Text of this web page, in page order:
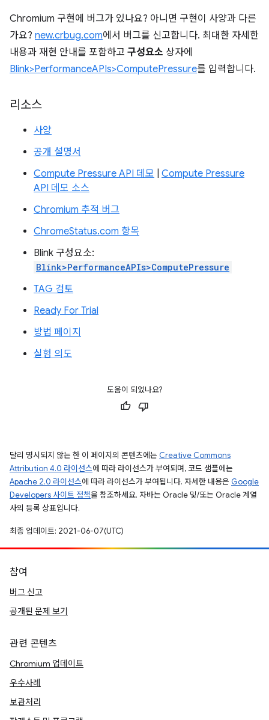
Chromium 구현에 버그가 있나요? 아니면 구현이 사양과 다른
가요? new.crbug.com에서 버그를 신고합니다. 최대한 자세한
내용과 재현 안내를 포함하고 구성요소 상자에
Blink>PerformanceAPIs>ComputePressure를 입력합니다.
리소스
사양
공개 설명서
Compute Pressure API 데모
Compute Pressure
API 데모 소스
Chromium 추적 버그
ChromeStatus.com 항목
Blink 구성요소:
Blink>PerformanceAPIs>ComputePressure
TAG 검토
Ready For Trial
방법 페이지
실험 의도
도움이 되었나요?
달리 명시되지 않는 한 이 페이지의 콘텐츠에는 Creative Commons
Attribution 4.0 라이선스에 따라 라이선스가 부여되며, 코드 샘플에는
Apache 2.0 라이선스에 따라 라이선스가 부여됩니다. 자세한 내용은 Google
Developers 사이트 정책을 참조하세요. 자바는 Oracle 및/또는 Oracle 계열
사의 등록 상표입니다.
최종 업데이트: 2021-06-07(UTC)
참여
버그 신고
공개된 문제 보기
관련 콘텐츠
Chromium 업데이트
우수사례
보관처리